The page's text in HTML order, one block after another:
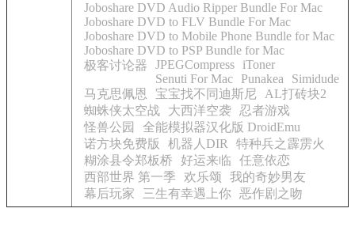
Joboshare DVD Audio Ripper Bundle For Mac
Joboshare DVD to FLV Bundle For Mac
Joboshare DVD to Mobile Phone Bundle for Mac
Joboshare DVD to PSP Bundle for Mac
极客讨论器
JPEGCompress
iToner
Senuti For Mac
Punakea
Simidude
马克思佩恩
宝宝找不同迪斯尼
AL打砖块2
蜘蛛侠太空战
大西洋空袭
忍者游戏
怪兽公园
全能模拟器汉化版 DroidEmu
诺方块免费版
机器人DIR
特种兵之霹雳火
糊涂县令郑板桥
好运来临
任意依恋
西部世界 第一季
欢乐颂
我的奇妙男友
幕后玩家
三生有幸遇上你 恶作剧之吻